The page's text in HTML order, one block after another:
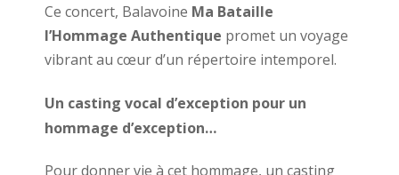
Ce concert, Balavoine Ma Bataille
l’Hommage Authentique promet un voyage
vibrant au cœur d’un répertoire intemporel.
Un casting vocal d’exception pour un
hommage d’exception…
Pour donner vie à cet hommage, un casting